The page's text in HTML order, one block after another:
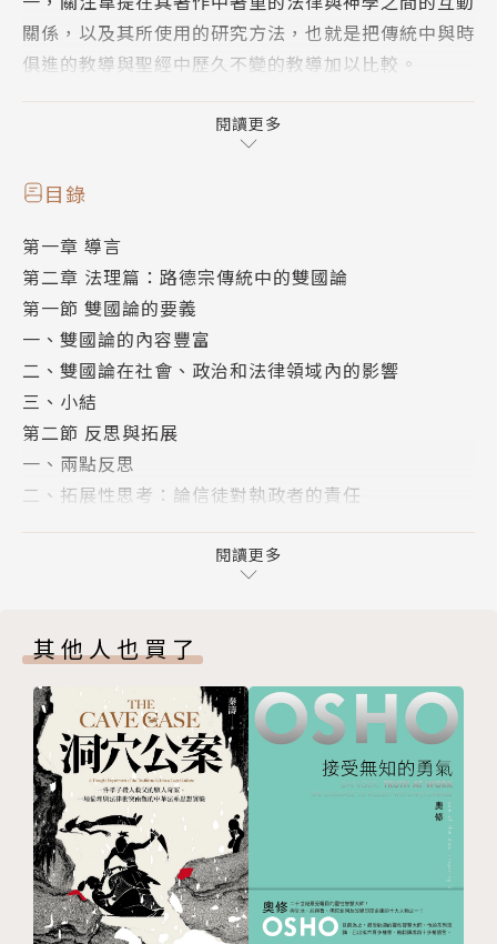
關係，以及其所使用的研究方法，也就是把傳統中與時
俱進的教導與聖經中歷久不變的教導加以比較。
導言。第二章從法理學的角度，以路德思想體系中的雙
國論為例，來解析信仰變革的內容及其對社會、政治與
法律的影響。第三章從憲法學的角度來考察信仰自由在
考察西方傳統的演進與傳承。
閱讀更多
目錄
第一章 導言
第二章 法理篇：路德宗傳統中的雙國論
第一節 雙國論的要義
一、雙國論的內容豐富
二、雙國論在社會、政治和法律領域內的影響
三、小結
第二節 反思與拓展
一、兩點反思
二、拓展性思考：論信徒對執政者的責任
第一節 盟約神學與美國憲法
第二節 十誡判決與設立條款
一、簡介案情和判決意見
二、引發爭議的判例與規則
三、競爭格局中的理論原則
四、與解釋方法相關的考察和反思
五、小結
第四章 婚姻篇：西方歷史的考察與傳承
第一節 歷史視界中的西方婚姻制度
一、引言
二、古代希臘和羅馬社會中的婚姻觀
閱讀更多
其他人也買了